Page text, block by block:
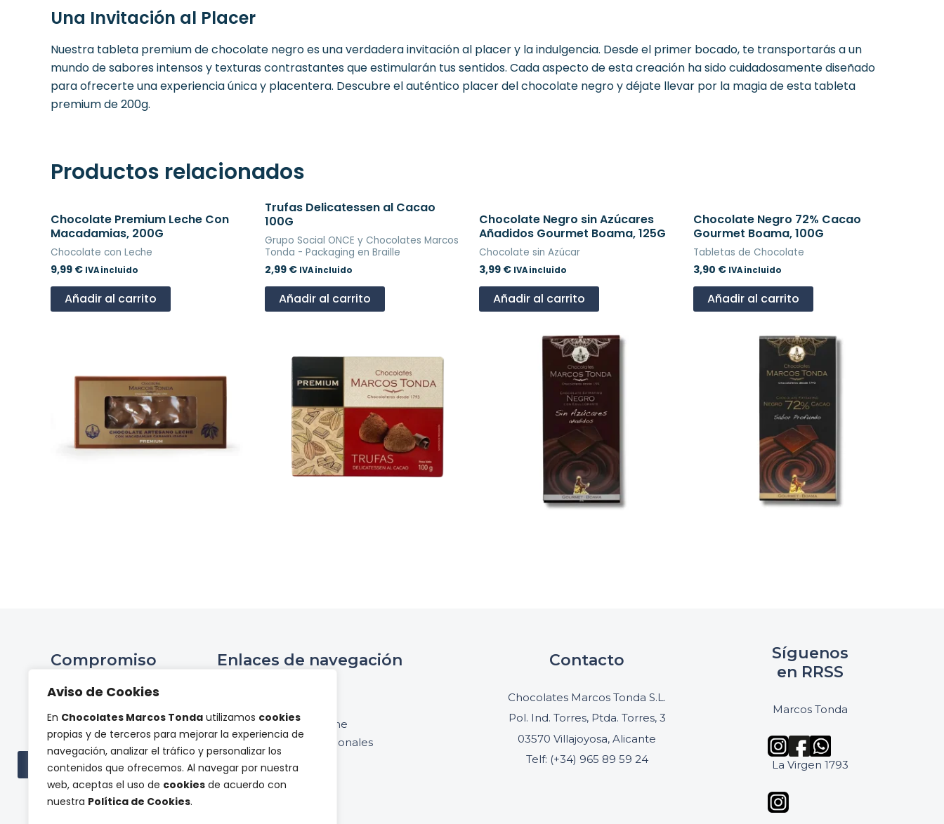
Aviso de Cookies
En Chocolates Marcos Tonda utilizamos cookies
propias y de terceros para mejorar la experiencia de
navegación, analizar el tráfico y personalizar los
contenidos que ofrecemos. Al navegar por nuestra
web, aceptas el uso de cookies de acuerdo con
nuestra Política de Cookies.
Una Invitación al Placer
Nuestra tableta premium de chocolate negro es una verdadera invitación al placer y la indulgencia. Desde el primer bocado, te transportarás a un
mundo de sabores intensos y texturas contrastantes que estimularán tus sentidos. Cada aspecto de esta creación ha sido cuidadosamente diseñado
para ofrecerte una experiencia única y placentera. Descubre el auténtico placer del chocolate negro y déjate llevar por la magia de esta tableta
premium de 200g.
Productos relacionados
Chocolate Premium Leche Con
Macadamias, 200G
Chocolate con Leche
9,99 € IVA incluido
Añadir al carrito
Trufas Delicatessen al Cacao
100G
Grupo Social ONCE y Chocolates Marcos
Tonda - Packaging en Braille
2,99 € IVA incluido
Añadir al carrito
Chocolate Negro sin Azúcares
Añadidos Gourmet Boama, 125G
Chocolate sin Azúcar
3,99 € IVA incluido
Añadir al carrito
Chocolate Negro 72% Cacao
Gourmet Boama, 100G
Tabletas de Chocolate
3,90 € IVA incluido
Añadir al carrito
Compromiso
Proyectos de
investigación
Ver todas las subvenciones
Enlaces de navegación
Tienda online
Panel de profesionales
Contacto
Chocolates Marcos Tonda S.L.
Pol. Ind. Torres, Ptda. Torres, 3
03570 Villajoyosa, Alicante
Telf: (+34) 965 89 59 24
Síguenos
en RRSS
Marcos Tonda
La Virgen 1793